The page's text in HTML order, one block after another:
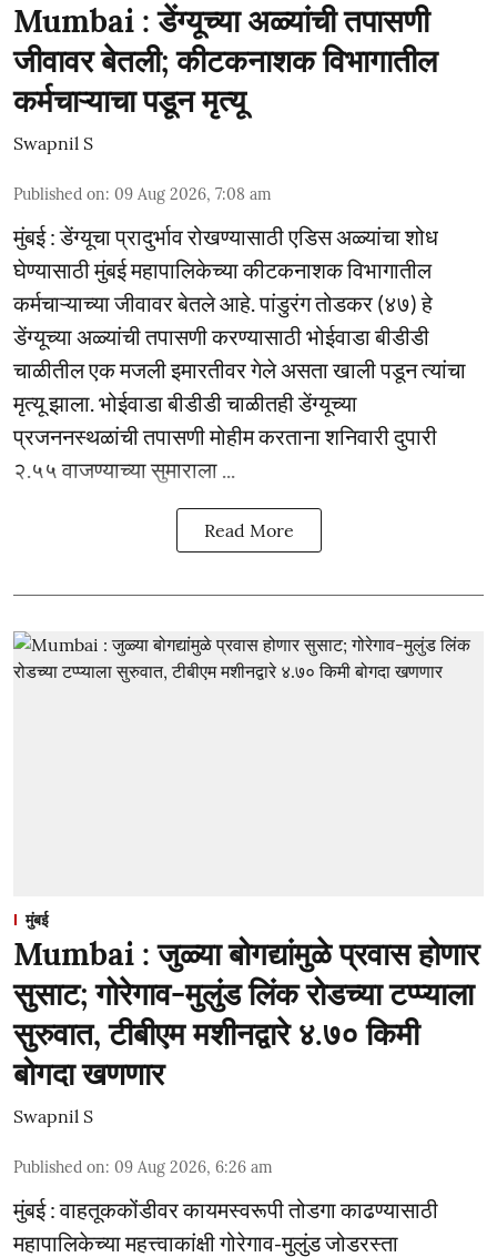
Mumbai : डेंग्यूच्या अळ्यांची तपासणी
जीवावर बेतली; कीटकनाशक विभागातील
कर्मचाऱ्याचा पडून मृत्यू
Swapnil S
Published on: 09 Aug 2026, 7:08 am
मुंबई : डेंग्यूचा प्रादुर्भाव रोखण्यासाठी एडिस अळ्यांचा शोध
घेण्यासाठी मुंबई महापालिकेच्या कीटकनाशक विभागातील
कर्मचाऱ्याच्या जीवावर बेतले आहे. पांडुरंग तोडकर (४७) हे
डेंग्यूच्या अळ्यांची तपासणी करण्यासाठी भोईवाडा बीडीडी
चाळीतील एक मजली इमारतीवर गेले असता खाली पडून त्यांचा
मृत्यू झाला. भोईवाडा बीडीडी चाळीतही डेंग्यूच्या
प्रजननस्थळांची तपासणी मोहीम करताना शनिवारी दुपारी
२.५५ वाजण्याच्या सुमाराला ...
Read More
मुंबई
Mumbai : जुळ्या बोगद्यांमुळे प्रवास होणार
सुसाट; गोरेगाव-मुलुंड लिंक रोडच्या टप्प्याला
सुरुवात, टीबीएम मशीनद्वारे ४.७० किमी
बोगदा खणणार
Swapnil S
Published on: 09 Aug 2026, 6:26 am
मुंबई : वाहतूककोंडीवर कायमस्वरूपी तोडगा काढण्यासाठी
महापालिकेच्या महत्त्वाकांक्षी गोरेगाव-मुलुंड जोडरस्ता